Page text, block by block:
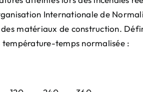
Internationale de
matériaux de construction.
temps normalisée :